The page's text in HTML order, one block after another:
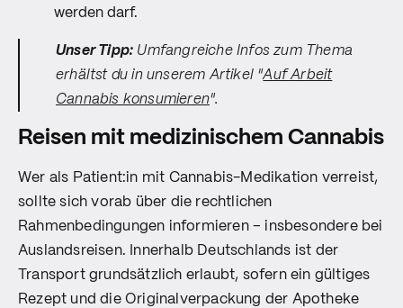
werden darf.
Unser Tipp: Umfangreiche Infos zum Thema
erhältst du in unserem Artikel "Auf Arbeit
Cannabis konsumieren".
Reisen mit medizinischem Cannabis
Wer als Patient:in mit Cannabis-Medikation verreist,
sollte sich vorab über die rechtlichen
Rahmenbedingungen informieren – insbesondere bei
Auslandsreisen. Innerhalb Deutschlands ist der
Transport grundsätzlich erlaubt, sofern ein gültiges
Rezept und die Originalverpackung der Apotheke